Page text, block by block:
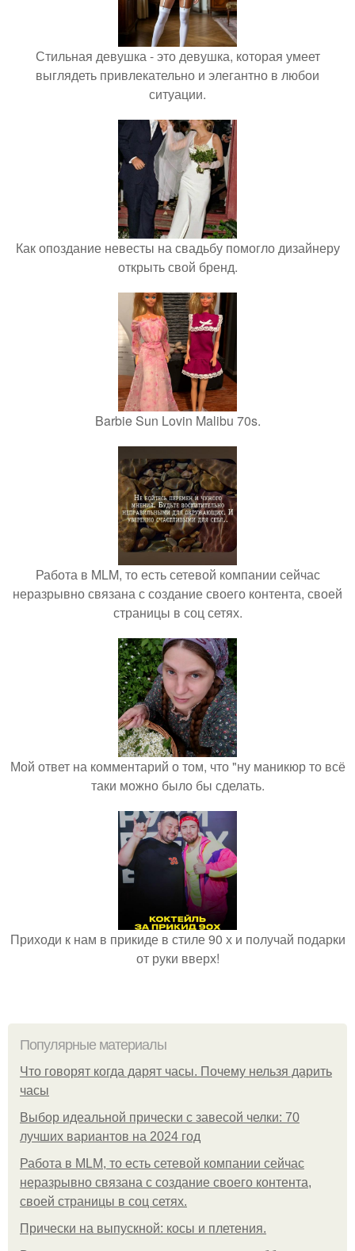
Стильная девушка - это девушка, которая умеет
выглядеть привлекательно и элегантно в любои
ситуации.
Как опоздание невесты на свадьбу помогло дизайнеру
открыть свой бренд.
Barbie Sun Lovin Malibu 70s.
Работа в MLM, то есть сетевой компании сейчас
неразрывно связана с создание своего контента, своей
страницы в соц сетях.
Мой ответ на комментарий о том, что "ну маникюр то всё
таки можно было бы сделать.
Приходи к нам в прикиде в стиле 90 х и получай подарки
от руки вверх!
Популярные материалы
Что говорят когда дарят часы. Почему нельзя дарить
часы
Выбор идеальной прически с завесой челки: 70
лучших вариантов на 2024 год
Работа в MLM, то есть сетевой компании сейчас
неразрывно связана с создание своего контента,
своей страницы в соц сетях.
Прически на выпускной: косы и плетения.